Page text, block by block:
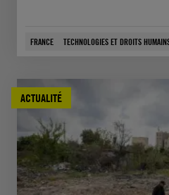
FRANCE TECHNOLOGIES ET DROITS
ACTUALITÉ